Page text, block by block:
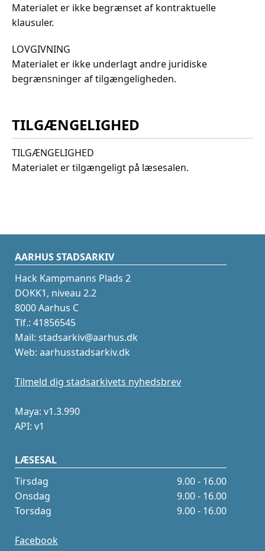
Materialet er ikke begrænset af kontraktuelle
klausuler.
LOVGIVNING
Materialet er ikke underlagt andre juridiske
begrænsninger af tilgængeligheden.
TILGÆNGELIGHED
TILGÆNGELIGHED
Materialet er tilgængeligt på læsesalen.
AARHUS STADSARKIV
Hack Kampmanns Plads 2
DOKK1, niveau 2.2
8000 Aarhus C
Tlf.: 41856545
Mail: stadsarkiv@aarhus.dk
Web: aarhusstadsarkiv.dk
Tilmeld dig stadsarkivets nyhedsbrev
Maya: v1.3.990
API: v1
LÆSESAL
Tirsdag
9.00 - 16.00
Onsdag
9.00 - 16.00
Torsdag
9.00 - 16.00
Facebook